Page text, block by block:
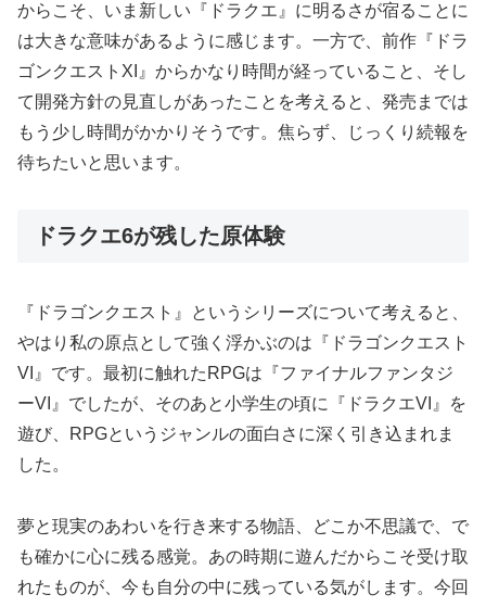
からこそ、いま新しい『ドラクエ』に明るさが宿ることに
は大きな意味があるように感じます。一方で、前作『ドラ
ゴンクエストXI』からかなり時間が経っていること、そし
て開発方針の見直しがあったことを考えると、発売までは
もう少し時間がかかりそうです。焦らず、じっくり続報を
待ちたいと思います。
ドラクエ6が残した原体験
『ドラゴンクエスト』というシリーズについて考えると、
やはり私の原点として強く浮かぶのは『ドラゴンクエスト
VI』です。最初に触れたRPGは『ファイナルファンタジ
ーVI』でしたが、そのあと小学生の頃に『ドラクエVI』を
遊び、RPGというジャンルの面白さに深く引き込まれま
した。
夢と現実のあわいを行き来する物語、どこか不思議で、で
も確かに心に残る感覚。あの時期に遊んだからこそ受け取
れたものが、今も自分の中に残っている気がします。今回